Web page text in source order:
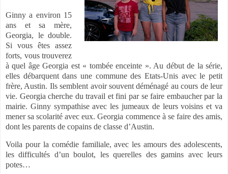
Ginny a environ 15
ans et sa mère,
Georgia, le double.
Si vous êtes assez
forts, vous trouverez
à quel âge Georgia est « tombée enceinte ». Au début de la série,
elles débarquent dans une commune des Etats-Unis avec le petit
frère, Austin. Ils semblent avoir souvent déménagé au cours de leur
vie. Georgia cherche du travail et fini par se faire embaucher par la
mairie. Ginny sympathise avec les jumeaux de leurs voisins et va
mener sa scolarité avec eux. Georgia commence à se faire des amis,
dont les parents de copains de classe d’Austin.
Voila pour la comédie familiale, avec les amours des adolescents,
les difficultés d’un boulot, les querelles des gamins avec leurs
potes…